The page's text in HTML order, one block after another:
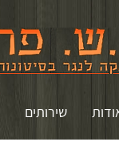
שירותים